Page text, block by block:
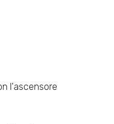
l'ascensore